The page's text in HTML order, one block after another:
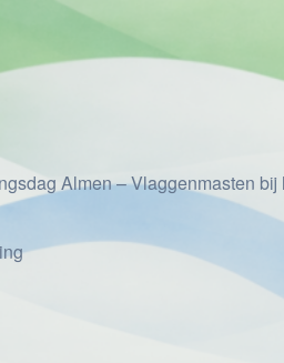
Almen – Vlaggenmasten bij